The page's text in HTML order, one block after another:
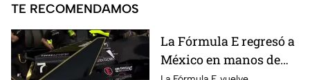
TE RECOMENDAMOS
La Fórmula E regresó a
México en manos de